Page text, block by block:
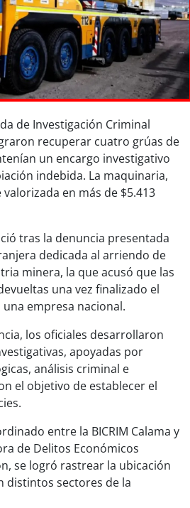
de Investigación Criminal
recuperar cuatro grúas de
un encargo investigativo
indebida. La maquinaria,
en más de $5.413
tras la denuncia presentada
dedicada al arriendo de
minera, la que acusó que las
una vez finalizado el
empresa nacional.
los oficiales desarrollaron
apoyadas por
análisis criminal e
el objetivo de establecer el
entre la BICRIM Calama y
de Delitos Económicos
se logró rastrear la ubicación
distintos sectores de la